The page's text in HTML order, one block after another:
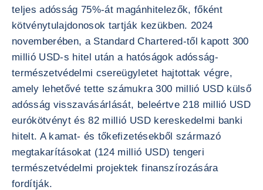
teljes adósság 75%-át magánhitelezők, főként
kötvénytulajdonosok tartják kezükben. 2024
novemberében, a Standard Chartered-től kapott 300
millió USD-s hitel után a hatóságok adósság-
természetvédelmi csereügyletet hajtottak végre,
amely lehetővé tette számukra 300 millió USD külső
adósság visszavásárlását, beleértve 218 millió USD
eurókötvényt és 82 millió USD kereskedelmi banki
hitelt. A kamat- és tőkefizetésekből származó
megtakarításokat (124 millió USD) tengeri
természetvédelmi projektek finanszírozására
fordítják.